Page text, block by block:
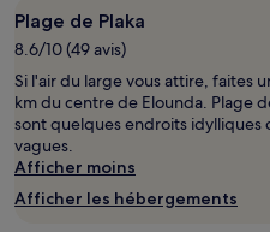
d’un
séjour
d’une
nuit
pour
2 adultes.
Les
prix
et
la
Plage de Plaka
8.6/10 (49 avis)
Si l'air du large vous attire, faites
km du centre de Elounda. Plage
sont quelques endroits idylliques
vagues.
Afficher moins
Afficher les hébergements